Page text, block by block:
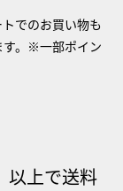
でのお買い物も
す。※一部ポイン
以上で送料